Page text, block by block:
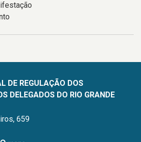
DE REGULAÇÃO DOS
DELEGADOS DO RIO GRANDE
659